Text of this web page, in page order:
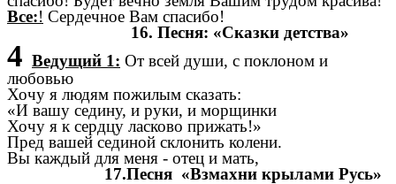
Все:! Сердечное Вам спасибо!
16. Песня: «Сказки детства»
4 Ведущий 1: От всей души, с поклоном и
любовью
Хочу я людям пожилым сказать:
«И вашу седину, и руки, и морщинки
Хочу я к сердцу ласково прижать!»
Пред вашей сединой склонить колени.
Вы каждый для меня - отец и мать,
17.Песня «Взмахни крылами Русь»